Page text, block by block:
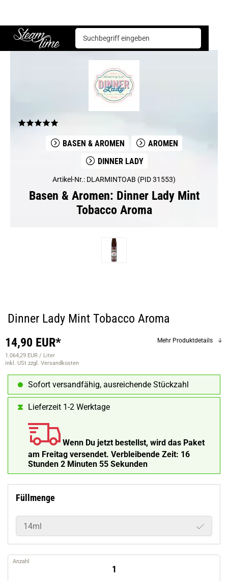
Steam time
Basen & Aromen Aromen Dinner Lady
BASEN & AROMEN
AROMEN
DINNER LADY
Artikel-Nr.: DLARMINTOAB (PID 31553)
Basen & Aromen: Dinner Lady Mint
Tobacco Aroma
Dinner Lady Mint Tobacco Aroma
14,90 EUR*
1.064,29 EUR / Liter
inkl. USt zzgl. Versandkosten
Mehr Produktdetails
Sofort versandfähig, ausreichende Stückzahl
Lieferzeit 1-2 Werktage
Wenn Du jetzt bestellst, wird das Paket
am Freitag versendet. Verbleibende Zeit: 16
Stunden 2 Minuten 54 Sekunden
Füllmenge
14ml
Anzahl